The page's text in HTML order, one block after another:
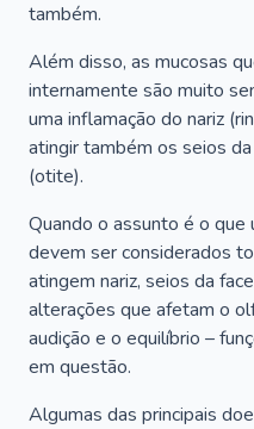
também.
Além disso, as mucosas
internamente são muito
uma inflamação do nariz
atingir também os seios
(otite).
Quando o assunto é o
devem ser considerados
atingem nariz, seios da
alterações que afetam o
audição e o equilíbrio –
em questão.
Algumas das principais